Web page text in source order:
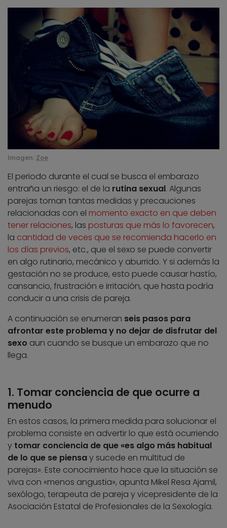
Imagen: Zoe
El periodo durante el cual se busca el embarazo
entraña un riesgo: el de la rutina sexual. Algunas
parejas toman tantas medidas y precauciones
relacionadas con el momento exacto en que deben
tener relaciones, las posturas que más lo favorecen,
la cantidad de veces que se recomienda hacerlo en
los días previos, etc., que el sexo se puede convertir
en algo rutinario, mecánico y aburrido. Y si además la
gestación no se produce, esto puede causar hastío,
cansancio, frustración e irritación, que hasta podría
conducir a una crisis de pareja.
A continuación se enumeran seis pasos para
afrontar este problema y no dejar de disfrutar del
sexo aun cuando se busque un embarazo que no
llega.
1. Tomar conciencia de que ocurre a
menudo
En estos casos, la primera medida para solucionar el
problema consiste en advertir lo que está ocurriendo
y tomar conciencia de que «es algo más habitual
de lo que se piensay sucede en multitud de
parejas». Este conocimiento hace que la situación se
viva con «menos angustia», apunta Mikel Resa Ajamil,
sexólogo, terapeuta de pareja y vicepresidente de la
Asociación Estatal de Profesionales de la Sexología.